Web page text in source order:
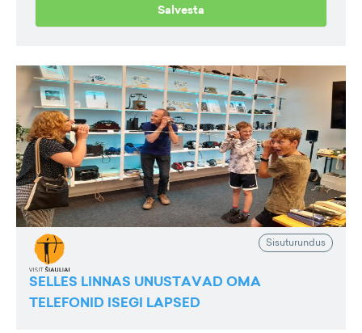
Salvesta
Sisuturundus
SELLES LINNAS UNUSTAVAD OMA
TELEFONID ISEGI LAPSED